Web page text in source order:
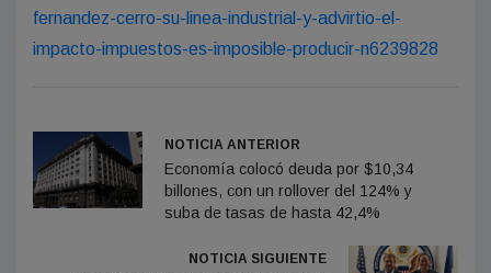
fernandez-cerro-su-linea-industrial-y-advirtio-el-
impacto-impuestos-es-imposible-producir-n6239828
NOTICIA ANTERIOR
Economía colocó deuda por $10,34
billones, con un rollover del 124% y
suba de tasas de hasta 42,4%
NOTICIA SIGUIENTE